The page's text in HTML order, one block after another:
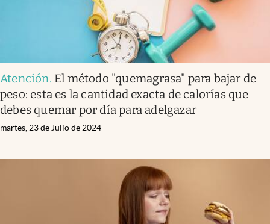
Atención. El método "quemagrasa" para bajar de
peso: esta es la cantidad exacta de calorías que
debes quemar por día para adelgazar
martes, 23 de Julio de 2024